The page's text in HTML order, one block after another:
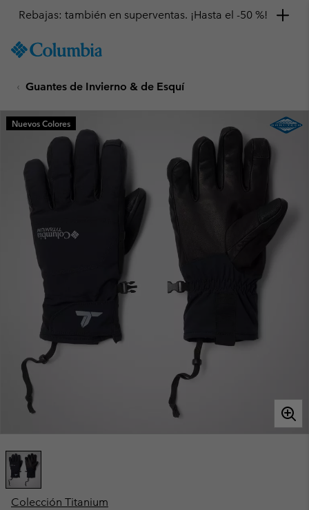
TO
SKIP
MAIN
NAV
SKIP
TO
Rebajas: también en superventas. ¡Hasta el -50 %!
Guantes de Invierno & de Esquí
Colección Titanium
Nuevos Colores